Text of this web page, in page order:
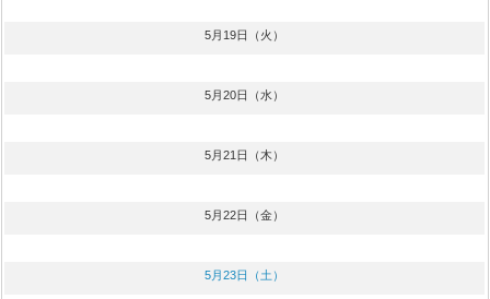
5月19日（火）
5月20日（水）
5月21日（木）
5月22日（金）
5月23日（土）